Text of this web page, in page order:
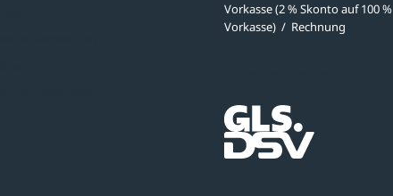
Vorkasse (2 % Skonto auf 100 %
Vorkasse) / Rechnung